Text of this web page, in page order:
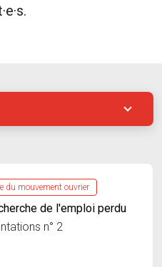
du mouvement ouvrier
de l'emploi perdu
n° 2